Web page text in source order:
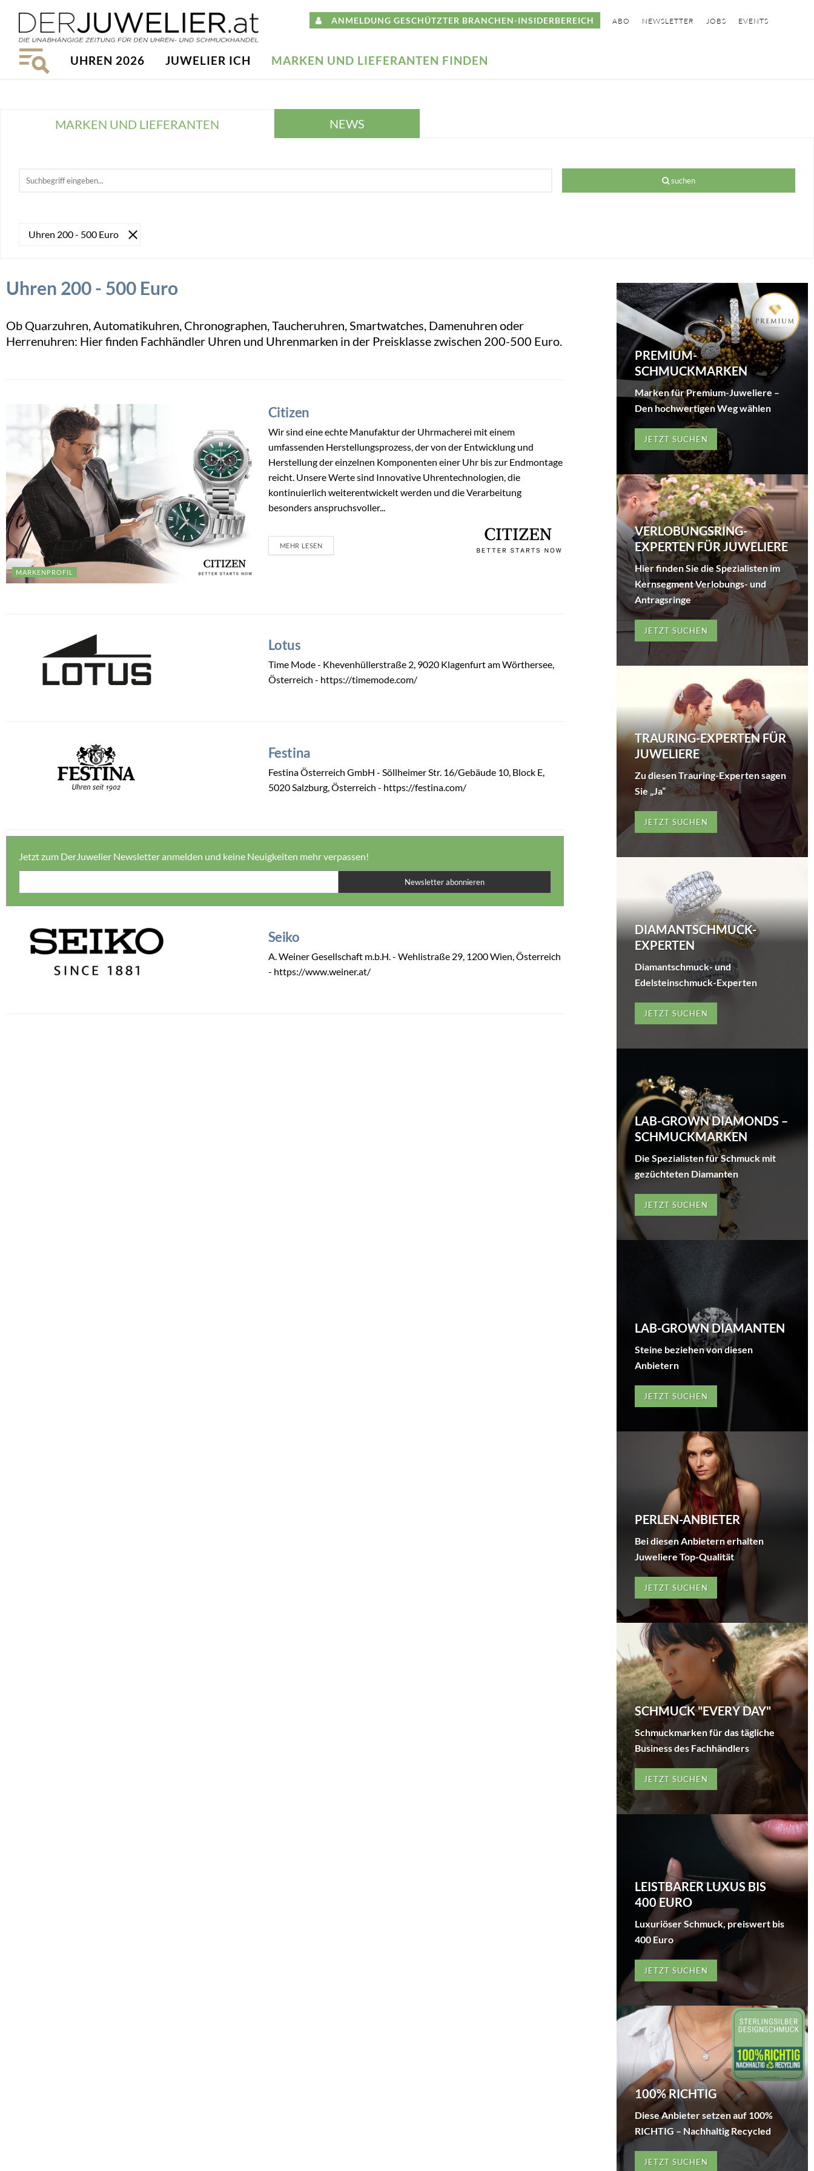
ANMELDUNG GESCHÜTZTER BRANCHEN-INSIDERBEREICH ABO NEWSLETTER JOBS EVENTS
UHREN 2026 JUWELIER ICH MARKEN UND LIEFERANTEN FINDEN
MARKEN UND LIEFERANTEN NEWS
suchen
Uhren 200 - 500 Euro
Uhren 200 - 500 Euro
Ob Quarzuhren, Automatikuhren, Chronographen, Taucheruhren, Smartwatches, Damenuhren oder
Herrenuhren: Hier finden Fachhändler Uhren und Uhrenmarken in der Preisklasse zwischen 200-500 Euro.
MARKENPROFIL
Citizen
Wir sind eine echte Manufaktur der Uhrmacherei mit einem
umfassenden Herstellungsprozess, der von der Entwicklung und
Herstellung der einzelnen Komponenten einer Uhr bis zur Endmontage
reicht. Unsere Werte sind Innovative Uhrentechnologien, die
kontinuierlich weiterentwickelt werden und die Verarbeitung
besonders anspruchsvoller...
MEHR LESEN
Lotus
Time Mode - Khevenhüllerstraße 2, 9020 Klagenfurt am Wörthersee,
Österreich - https://timemode.com/
Festina
Festina Österreich GmbH - Söllheimer Str. 16/Gebäude 10, Block E,
5020 Salzburg, Österreich - https://festina.com/
Jetzt zum DerJuwelier Newsletter anmelden und keine Neuigkeiten mehr verpassen!
Newsletter abonnieren
Seiko
A. Weiner Gesellschaft m.b.H. - Wehlistraße 29, 1200 Wien, Österreich
- https://www.weiner.at/
PREMIUM-
SCHMUCKMARKEN
Marken für Premium-Juweliere –
Den hochwertigen Weg wählen
JETZT SUCHEN
VERLOBUNGSRING-
EXPERTEN FÜR JUWELIERE
Hier finden Sie die Spezialisten im
Kernsegment Verlobungs- und
Antragsringe
JETZT SUCHEN
TRAURING-EXPERTEN FÜR
JUWELIERE
Zu diesen Trauring-Experten sagen
Sie „Ja”
JETZT SUCHEN
DIAMANTSCHMUCK-
EXPERTEN
Diamantschmuck- und
Edelsteinschmuck-Experten
JETZT SUCHEN
LAB-GROWN DIAMONDS –
SCHMUCKMARKEN
Die Spezialisten für Schmuck mit
gezüchteten Diamanten
JETZT SUCHEN
LAB-GROWN DIAMANTEN
Steine beziehen von diesen
Anbietern
JETZT SUCHEN
PERLEN-ANBIETER
Bei diesen Anbietern erhalten
Juweliere Top-Qualität
JETZT SUCHEN
SCHMUCK "EVERY DAY"
Schmuckmarken für das tägliche
Business des Fachhändlers
JETZT SUCHEN
LEISTBARER LUXUS BIS
400 EURO
Luxuriöser Schmuck, preiswert bis
400 Euro
JETZT SUCHEN
100% RICHTIG
Diese Anbieter setzen auf 100%
RICHTIG – Nachhaltig Recycled
JETZT SUCHEN